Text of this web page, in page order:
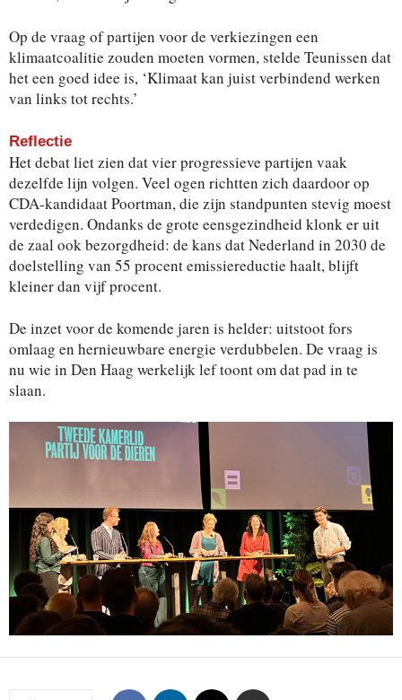
Op de vraag of partijen voor de verkiezingen een
klimaatcoalitie zouden moeten vormen, stelde Teunissen dat
het een goed idee is, ‘Klimaat kan juist verbindend werken
van links tot rechts.’
Reflectie
Het debat liet zien dat vier progressieve partijen vaak
dezelfde lijn volgen. Veel ogen richtten zich daardoor op
CDA-kandidaat Poortman, die zijn standpunten stevig moest
verdedigen. Ondanks de grote eensgezindheid klonk er uit
de zaal ook bezorgdheid: de kans dat Nederland in 2030 de
doelstelling van 55 procent emissiereductie haalt, blijft
kleiner dan vijf procent.
De inzet voor de komende jaren is helder: uitstoot fors
omlaag en hernieuwbare energie verdubbelen. De vraag is
nu wie in Den Haag werkelijk lef toont om dat pad in te
slaan.